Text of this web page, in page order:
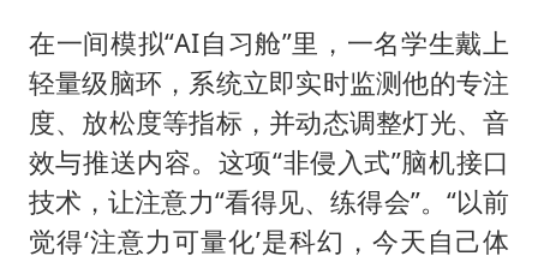
在一间模拟“AI自习舱”里，一名学生戴上
轻量级脑环，系统立即实时监测他的专注
度、放松度等指标，并动态调整灯光、音
效与推送内容。这项“非侵入式”脑机接口
技术，让注意力“看得见、练得会”。“以前
觉得‘注意力可量化’是科幻，今天自己体